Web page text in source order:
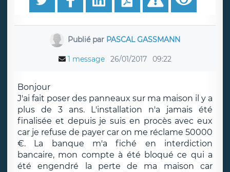
Publié par PASCAL GASSMANN
1 message 26/01/2017 09:22
Bonjour
J'ai fait poser des panneaux sur ma maison il y a
plus de 3 ans. L'installation n'a jamais été
finalisée et depuis je suis en procès avec eux
car je refuse de payer car on me réclame 50000
€. La banque m'a fiché en interdiction
bancaire, mon compte à été bloqué ce qui a
été engendré la perte de ma maison car